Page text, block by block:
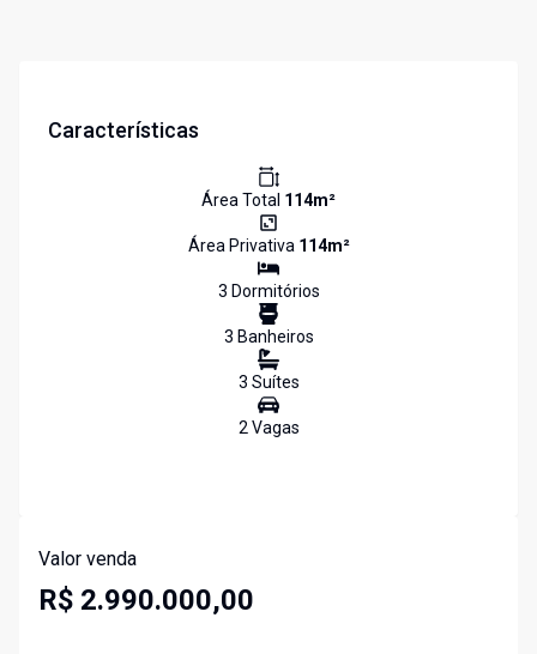
Características
Área Total 114m²
Área Privativa 114m²
3 Dormitórios
3 Banheiros
3 Suítes
2Vagas
Valor venda
R$ 2.990.000,00